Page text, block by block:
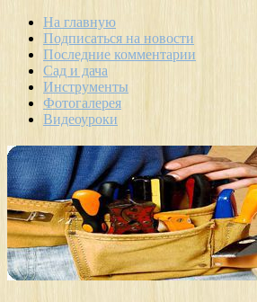
На главную
Подписаться на новости
Последние комментарии
Сад и дача
Инструменты
Фотогалерея
Видеоуроки